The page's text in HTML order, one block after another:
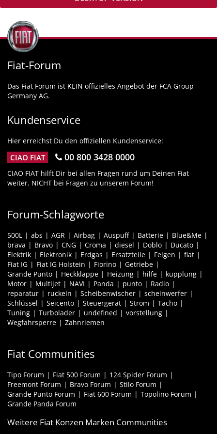
Fiat-Forum
Das Fiat Forum ist KEIN offizielles Angebot der FCA Group
Germany AG.
Kundenservice
Hier erreichst Du den offiziellen Kundenservice:
CIAO FIAT 00 800 3428 0000
CIAO FIAT hilft Dir bei allen Fragen rund um Deinen Fiat
weiter. NICHT bei Fragen zu unserem Forum!
Forum-Schlagworte
500L abs AGR Airbag Auspuff Batterie
Blue&Me
brava
Bravo CNG Croma diesel Doblo
Ducato
Elektrik
Elektronik Erdgas Ersatzteile Felgen
fiat
Fiat IG
Fiat IG Holstein Fiorino
Getriebe
Grande Punto
Heckklappe Heizung hilfe
kupplung
Motor
Multijet NAVI Panda punto
Radio
reparatur
ruckeln Scheibenwischer
scheinwerfer
Schlüssel
Seicento Steuergerät Strom
Tacho
Tuning
Turbolader undefined
vorstellung
Wegfahrsperre
Zahnriemen
Fiat Communities
Tipo Forum Fiat 500 Forum
124 Spider Forum
Freemont Forum
Bravo Forum
Stilo Forum
Grande Punto Forum
Fiat 600 Forum
Topolino Forum
Grande Panda Forum
Weitere Fiat Konzen Marken Communities